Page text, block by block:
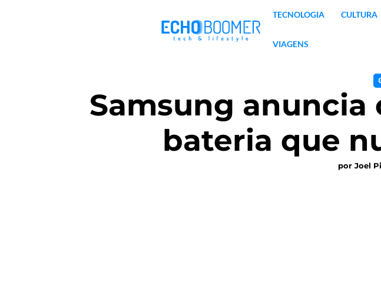
TECNOLOGIA CULTURA
VIAGENS
Samsung anuncia
bateria que
por Joel